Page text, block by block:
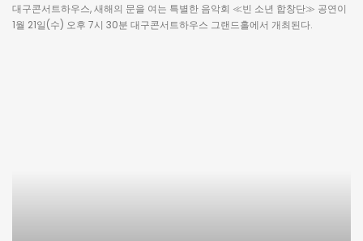
대구콘서트하우스, 새해의 문을 여는 특별한 음악회 ≪빈 소년 합창단≫ 공연이
1월 21일(수) 오후 7시 30분 대구콘서트하우스 그랜드홀에서 개최된다.